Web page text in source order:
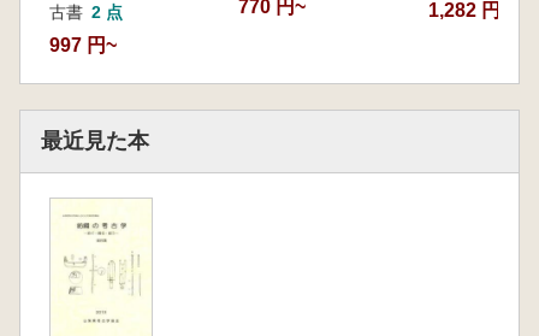
古書 2 点
997 円~
770 円~ 1,282 円
最近見た本